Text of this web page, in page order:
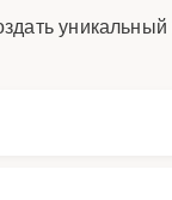
уникальный